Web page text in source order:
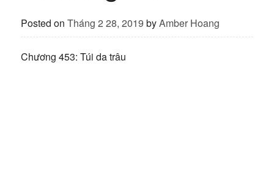
Posted on Tháng 2 28, 2019 byAmber Hoang
Chương 453: Túi da trâu